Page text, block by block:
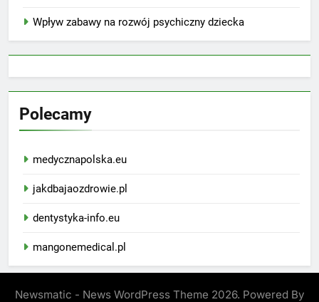
Wpływ zabawy na rozwój psychiczny dziecka
Polecamy
medycznapolska.eu
jakdbajaozdrowie.pl
dentystyka-info.eu
mangonemedical.pl
Newsmatic - News WordPress Theme 2026. Powered By